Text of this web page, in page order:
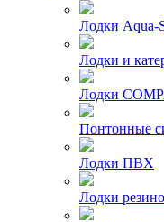
Лодки Aqua-
Лодки и
Лодки
Понтонные
Лодки ПВХ
Лодки